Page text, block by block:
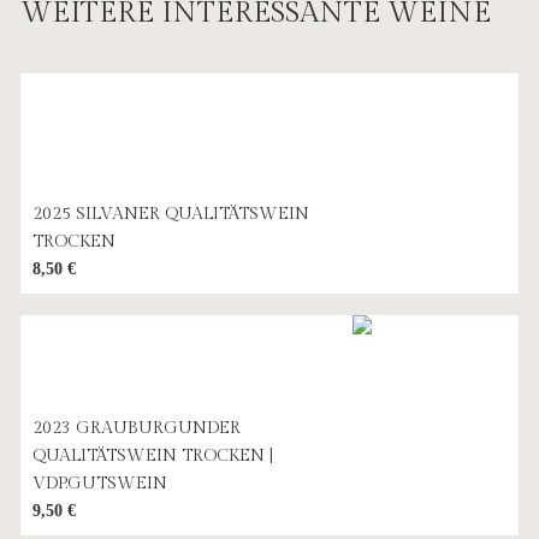
WEITERE INTERESSANTE WEINE
2025 SILVANER QUALITÄTSWEIN
TROCKEN
8,50€
2023 GRAUBURGUNDER
QUALITÄTSWEIN TROCKEN |
VDP.GUTSWEIN
9,50€